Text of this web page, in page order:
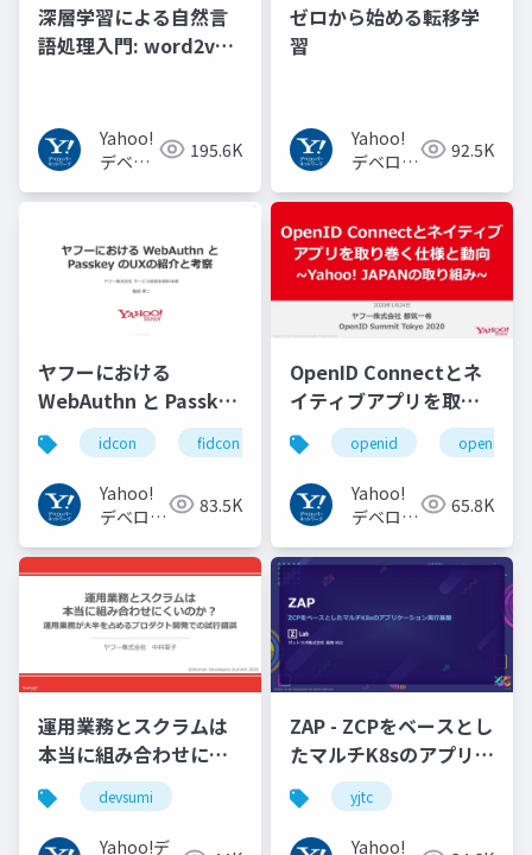
深層学習による自然言
語処理入門: word2vec
Yahoo!
デベロ
ネット
195.6K
ゼロから始める転移学
習
Yahoo!
デベロッ
トワーク
92.5K
ヤフーにおける
WebAuthn と Passkey
の UX の紹介と考察
#idcon #fidcon
idcon fidcon
Yahoo!
デベロッ
トワーク
83.5K
OpenID Connectとネ
イティブアプリを取り
巻く仕様と動向 Yahoo!
JAPANの取り組み
#openid
#openid_tokyo
openid
Yahoo!
デベロッ
トワーク
65.8K
運用業務とスクラムは
本当に組み合わせにく
いのか︖運用業務が大
半を占めるプロダクト
開発での試行錯誤
devsumi
Yahoo!デ
ZAP - ZCPをベースとし
たマルチK8sのアプリケ
ーション実行基盤
#YJTC / YJTC21 B-3
yjtc
Yahoo!